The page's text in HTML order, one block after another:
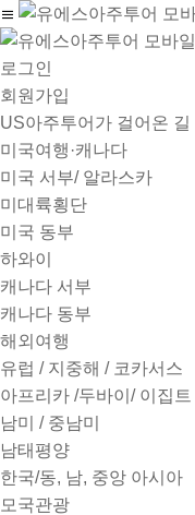
로그인
회원가입
US아주투어가 걸어온 길
미국여행·캐나다
미국 서부/ 알라스카
미대륙횡단
미국 동부
하와이
캐나다 서부
캐나다 동부
해외여행
유럽 / 지중해 / 코카서스
아프리카 /두바이/ 이집트
남미 / 중남미
남태평양
한국/동, 남, 중앙 아시아
모국관광